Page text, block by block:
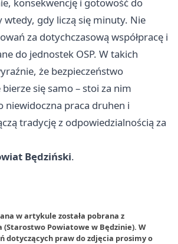
wtedy, gdy liczą się minuty. Nie
za dotychczasową współpracę i
do jednostek OSP. W takich
że bezpieczeństwo
się samo – stoi za nim
niewidoczna praca druhen i
tradycję z odpowiedzialnością za
Będziński.
w artykule została pobrana z
(Starostwo Powiatowe w Będzinie). W
dotyczących praw do zdjęcia prosimy o